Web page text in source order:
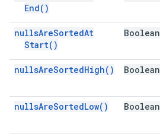
End( )
nullsAreSortedAt
Start( )
Boolean
nullsAreSortedHigh( ) Boolean
nullsAreSortedLow( ) Boolean